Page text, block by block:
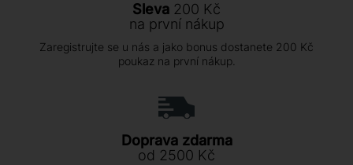
Sleva 200 Kč
na první nákup
Zaregistrujte se u nás a jako bonus dostanete 200 Kč
poukaz na první nákup.
Doprava zdarma
od 2500 Kč